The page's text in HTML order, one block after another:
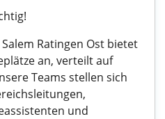
Ratingen Ost bietet
an, verteilt auf
Teams stellen sich
und